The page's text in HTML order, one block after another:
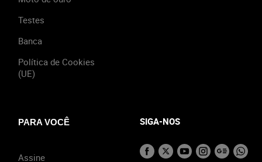
Testes
Banca
Política de Cookies
(UE)
PARA VOCÊ
Assine
SIGA-NOS